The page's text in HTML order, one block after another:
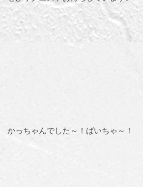
かっちゃんでした～！ばいちゃ～！